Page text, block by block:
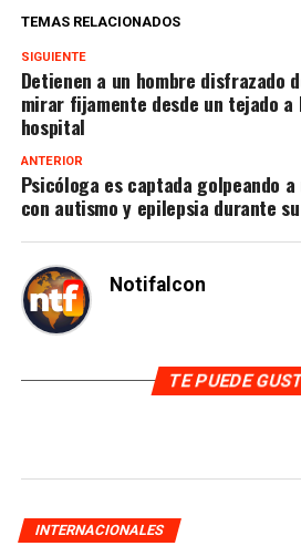
TEMAS RELACIONADOS
SIGUIENTE
Detienen a un hombre disfrazado
mirar fijamente desde un tejado a
hospital
ANTERIOR
Psicóloga es captada golpeando
con autismo y epilepsia durante
Notifalcon
TE PUEDE
INTERNACIONALES